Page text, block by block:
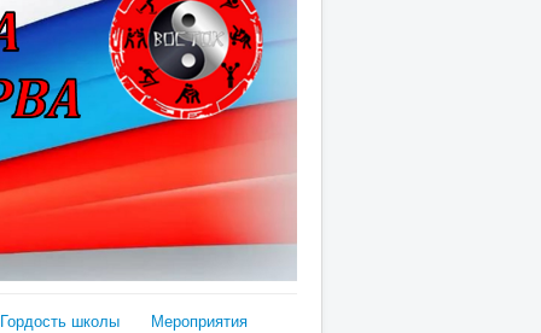
Гордость школы
Мероприятия